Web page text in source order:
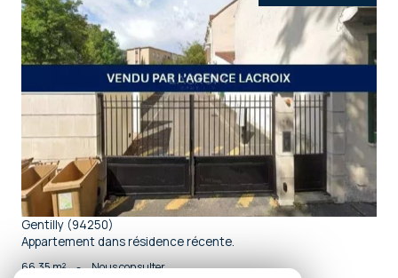
voir le bien
Gentilly (94250)
Appartement dans résidence récente.
66,35 m² - Nous consulter